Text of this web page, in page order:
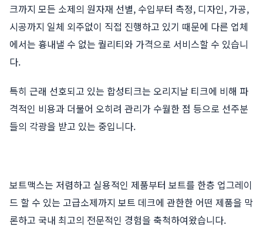
크까지 모든 소제의 원자재 선별, 수입부터 측정, 디자인, 가공,
시공까지 일체 외주없이 직접 진행하고 있기 때문에 다른 업체
에서는 흉내낼 수 없는 퀄리티와 가격으로 서비스할 수 있습니
다.
특히 근래 선호되고 있는 합성티크는 오리지날 티크에 비해 파
격적인 비용과 더불어 오히려 관리가 수월한 점 등으로 선주분
들의 각광을 받고 있는 중입니다.
보트맥스는 저렴하고 실용적인 제품부터 보트를 한층 업그레이
드 할 수 있는 고급소제까지 보트 데크에 관한한 어떤 제품을 막
론하고 국내 최고의 전문적인 경험을 축척하여왔습니다.